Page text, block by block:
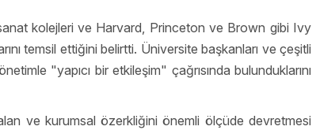
kolejleri ve Harvard, Princeton ve Brown gibi Ivy
temsil ettiğini belirtti. Üniversite başkanları ve çeşitli
"yapıcı bir etkileşim" çağrısında bulunduklarını
ve kurumsal özerkliğini önemli ölçüde devretmesi